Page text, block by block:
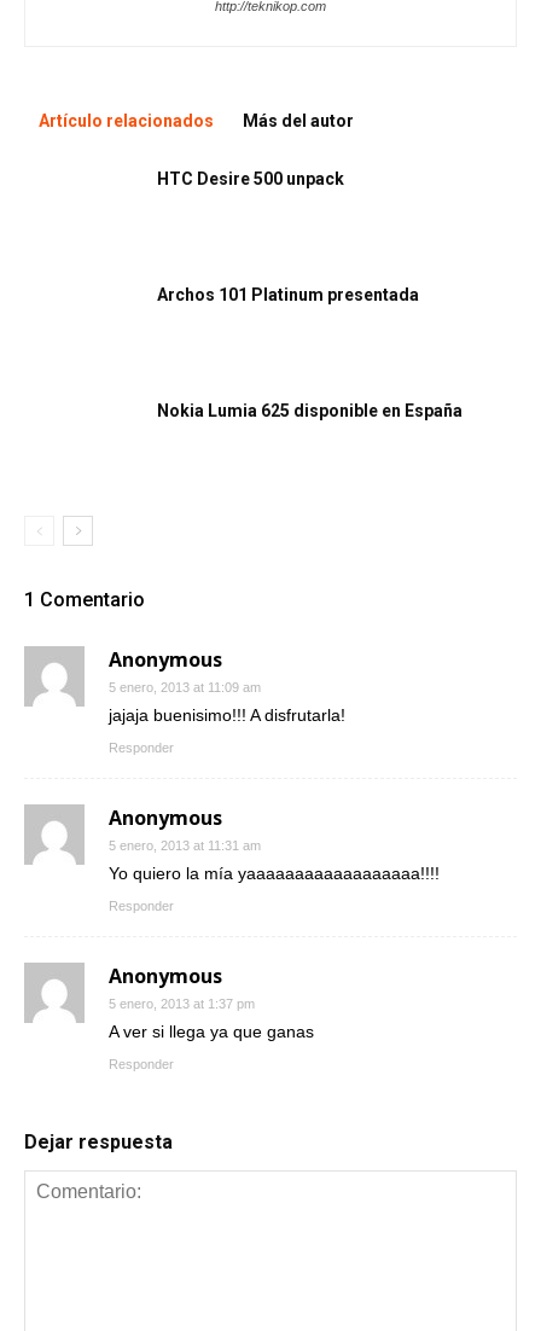
http://teknikop.com
Artículo relacionados Más del autor
HTC Desire 500 unpack
Archos 101 Platinum presentada
Nokia Lumia 625 disponible en España
1 Comentario
Anonymous
5 enero, 2013 at 11:09 am
jajaja buenisimo!!! A disfrutarla!
Responder
Anonymous
5 enero, 2013 at 11:31 am
Yo quiero la mía yaaaaaaaaaaaaaaaaaa!!!!
Responder
Anonymous
5 enero, 2013 at 1:37 pm
A ver si llega ya que ganas
Responder
Dejar respuesta